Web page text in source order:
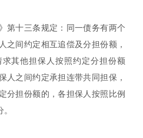
第十三条规定：同一债务有两个
之间约定相互追偿及分担份额，
其他担保人按照约定分担份额
人之间约定承担连带共同担保，
分担份额的，各担保人按照比例